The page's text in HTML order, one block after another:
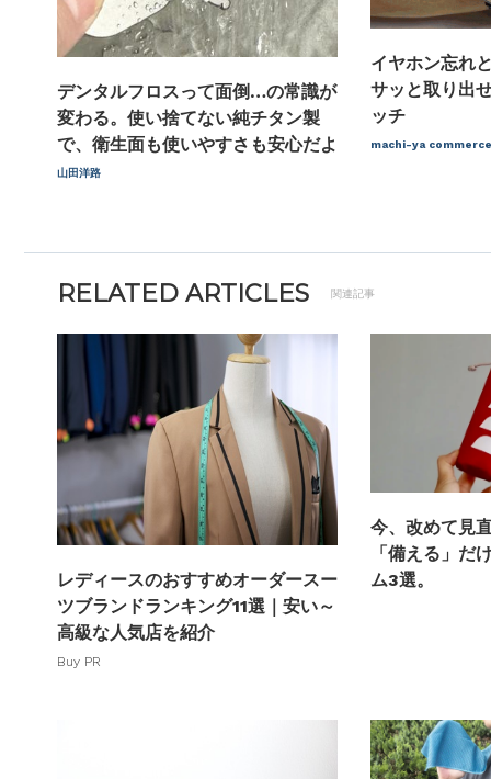
デンタルフロスって面倒…の常識が
変わる。使い捨てない純チタン製
で、衛生面も使いやすさも安心だよ
山田洋路
イヤホン忘れ
サッと取り出
ッチ
machi-ya commerce
RELATED ARTICLES 関連記事
レディースのおすすめオーダースー
ツブランドランキング11選｜安い～
高級な人気店を紹介
Buy PR
今、改めて見
「備える」だ
ム3選。